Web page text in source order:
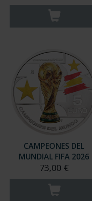
CAMPEONES DEL
MUNDIAL FIFA 2026
73,00 €